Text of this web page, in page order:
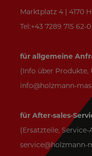
Marktplatz 4 | 4170
Tel:+43 7289 715 62-0
für allgemeine
(Info über Produkte,
info@holzmann-
für After-sales-
(Ersatzteile, Service-
service@holzmann-